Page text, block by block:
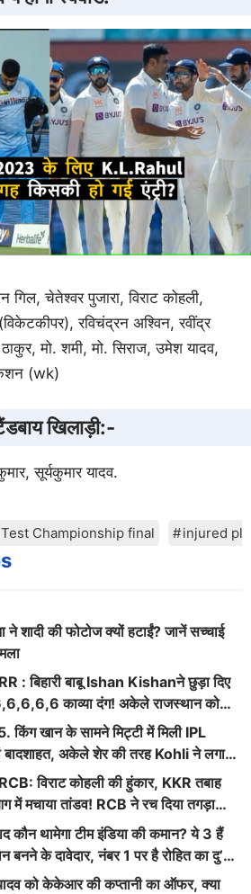
गिल, चेतेश्वर पुजारा, विराट कोहली,
रविचंद्रन अश्विन, रवींद्र
मो. शमी, मो. सिराज, उमेश यादव,
(wk)
खिलाड़ी:-
सूर्यकुमार यादव.
Championship final injured
ने शादी की फोटोज क्यों हटाईं? जानें सच्चाई
: बिहारी बाबू Ishan Kishanने छुड़ा दिए
काव्या दंग! अकेले राजस्थान को
किंग खान के सामने मिट्टी में मिली IPL
बादशाहत, अकेले शेर की तरह Kohli ने लगाई
विराट कोहली की हुंकार, KKR तबाह
में मचाया तांडव! RCB ने रच दिया तगड़ा
कौन थामेगा टीम इंडिया की कमान? ये 3 हैं
बनने के दावेदार, नंबर 1 पर है रोहित का दु’
को केकेआर की कप्तानी का ऑफर, क्या